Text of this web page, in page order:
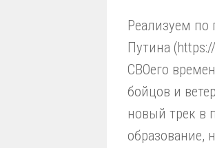
Реализуем
Путина
СВОего
бойцов и
новый трек в
образование,